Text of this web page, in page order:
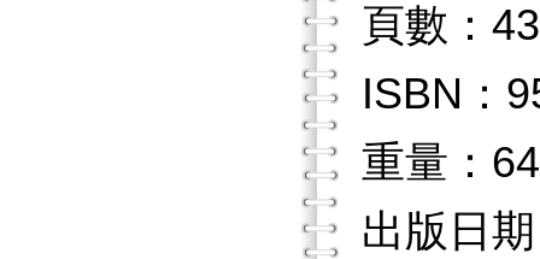
頁數：
ISBN：
重量：
出版日